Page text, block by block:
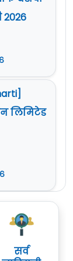
2026
लिमिटेड
सर्व